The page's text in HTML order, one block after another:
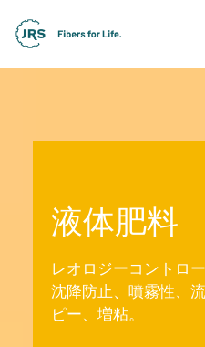
液体肥料
レオロジーコントロ
沈降防止、噴霧性、
ピー、増粘。